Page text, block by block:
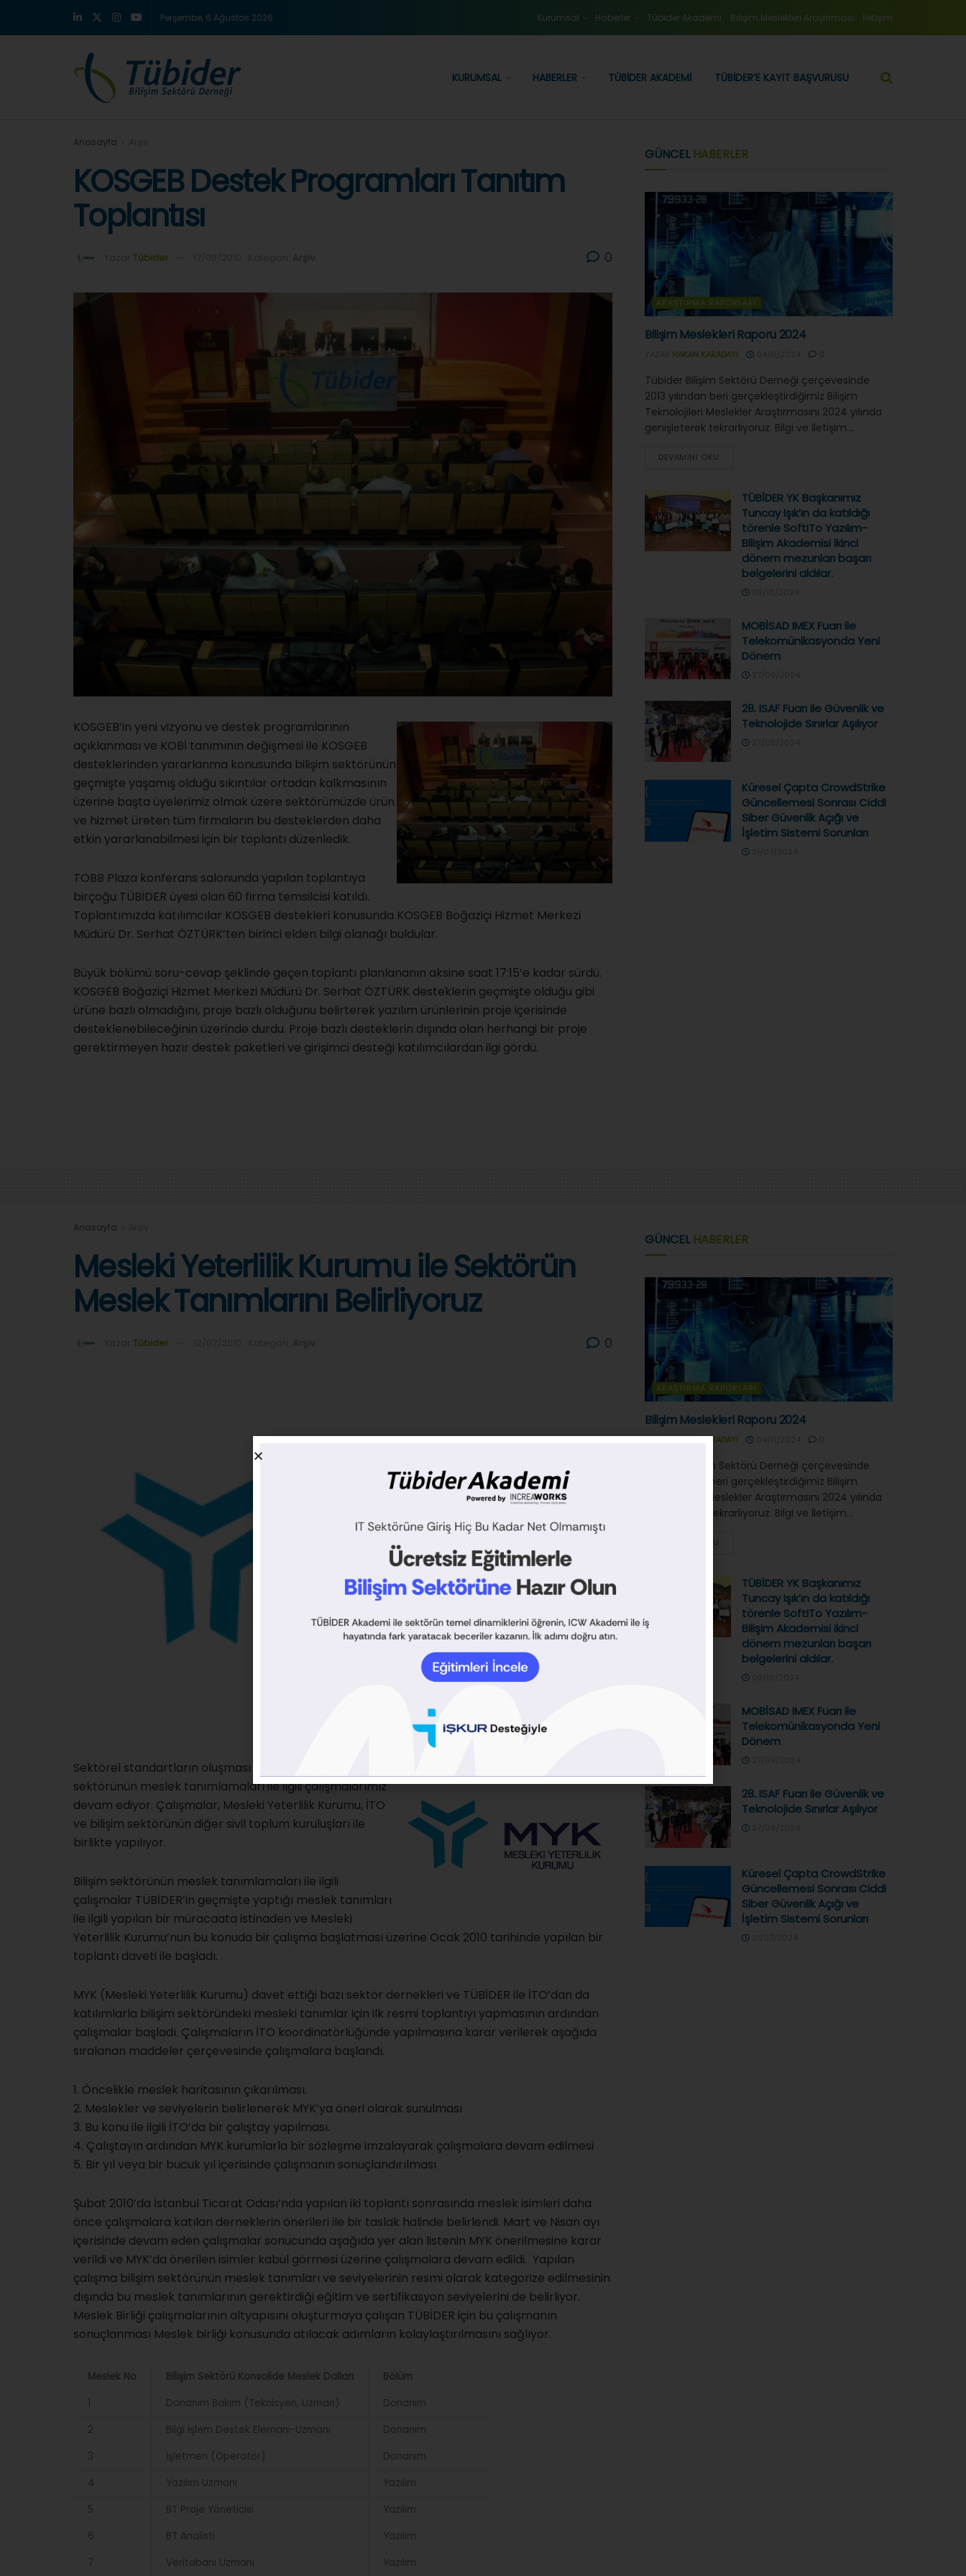
Perşembe, 6 Ağustos 2026 Kurumsal Haberler Tübider Akademi Bilişim Meslekleri Araştırması İletişim
KURUMSAL HABERLER TÜBIDER AKADEMI TÜBIDER’E KAYIT BAŞVURUSU
Anasayfa
KOSGEB Destek Programları Tanıtım
Toplantısı
Tübider 0
KOSGEB’in yeni vizyonu ve destek programlarının
açıklanması ve KOBİ tanımının değişmesi ile KOSGEB
desteklerinden yararlanma konusunda bilişim sektörünün
geçmişte yaşamış olduğu sıkıntılar ortadan kalkmasının
üzerine başta üyelerimiz olmak üzere sektörümüzde ürün
ve hizmet üreten tüm firmaların bu desteklerden daha
etkin yararlanabilmesi için bir toplantı düzenledik.
TOBB Plaza konferans salonunda yapılan toplantıya
birçoğu TÜBİDER üyesi olan 60 firma temsilcisi katıldı.
Toplantımızda katılımcılar KOSGEB destekleri konusunda KOSGEB Boğaziçi Hizmet Merkezi
Müdürü Dr. Serhat ÖZTÜRK’ten birinci elden bilgi olanağı buldular.
Büyük bölümü soru-cevap şeklinde geçen toplantı planlananın aksine saat 17:15’e kadar sürdü.
KOSGEB Boğaziçi Hizmet Merkezi Müdürü Dr. Serhat ÖZTÜRK desteklerin geçmişte olduğu gibi
ürüne bazlı olmadığını, proje bazlı olduğunu belirterek yazılım ürünlerinin proje içerisinde
desteklenebileceğinin üzerinde durdu. Proje bazlı desteklerin dışında olan herhangi bir proje
gerektirmeyen hazır destek paketleri ve girişimci desteği katılımcılardan ilgi gördü.
GÜNCEL HABERLER
ARAŞTIRMA RAPORLARI
Bilişim Meslekleri Raporu 2024
HAKAN KARADAYI
Tübider Bilişim Sektörü Derneği çerçevesinde
2013 yılından beri gerçekleştirdiğimiz Bilişim
Teknolojileri Meslekler Araştırmasını 2024 yılında
genişleterek tekrarlıyoruz. Bilgi ve İletişim...
DEVAMINI OKU
TÜBİDER YK Başkanımız
Tuncay Işık’ın da katıldığı
törenle SoftITo Yazılım-
Bilişim Akademisi ikinci
dönem mezunları başarı
belgelerini aldılar.
MOBİSAD IMEX Fuarı ile
Telekomünikasyonda Yeni
Dönem
28. ISAF Fuarı ile Güvenlik ve
Teknolojide Sınırlar Aşılıyor
Küresel Çapta CrowdStrike
Güncellemesi Sonrası Ciddi
Siber Güvenlik Açığı ve
İşletim Sistemi Sorunları
Anasayfa
Mesleki Yeterlilik Kurumu ile Sektörün
Meslek Tanımlarını Belirliyoruz
Tübider 0
Sektörel standartların oluşması amacı ile yapılan bilişim
sektörünün meslek tanımlamaları ile ilgili çalışmalarımız
devam ediyor. Çalışmalar, Mesleki Yeterlilik Kurumu, İTO
ve bilişim sektörünün diğer sivil toplum kuruluşları ile
birlikte yapılıyor.
Bilişim sektörünün meslek tanımlamaları ile ilgili
çalışmalar TÜBİDER’in geçmişte yaptığı meslek tanımları
ile ilgili yapılan bir müracaata istinaden ve Mesleki
Yeterlilik Kurumu’nun bu konuda bir çalışma başlatması üzerine Ocak 2010 tarihinde yapılan bir
toplantı daveti ile başladı.
MYK (Mesleki Yeterlilik Kurumu) davet ettiği bazı sektör dernekleri ve TÜBİDER ile İTO’dan da
katılımlarla bilişim sektöründeki mesleki tanımlar için ilk resmi toplantıyı yapmasının ardından
çalışmalar başladı. Çalışmaların İTO koordinatörlüğünde yapılmasına karar verilerek aşağıda
sıralanan maddeler çerçevesinde çalışmalara başlandı.
1. Öncelikle meslek haritasının çıkarılması.
2. Meslekler ve seviyelerin belirlenerek MYK’ya öneri olarak sunulması
3. Bu konu ile ilgili İTO’da bir çalıştay yapılması.
4. Çalıştayın ardından MYK kurumlarla bir sözleşme imzalayarak çalışmalara devam edilmesi
5. Bir yıl veya bir bucuk yıl içerisinde çalışmanın sonuçlandırılması
Şubat 2010’da İstanbul Ticarat Odası’nda yapılan iki toplantı sonrasında meslek isimleri daha
önce çalışmalara katılan derneklerin önerileri ile bir taslak halinde belirlendi. Mart ve Nisan ayı
içerisinde devam eden çalışmalar sonucunda aşağıda yer alan listenin MYK önerilmesine karar
verildi ve MYK’da önerilen isimler kabul görmesi üzerine çalışmalara devam edildi. Yapılan
çalışma bilişim sektörünün meslek tanımları ve seviyelerinin resmi olarak kategorize edilmesinin
dışında bu meslek tanımlarının gerektirdiği eğitim ve sertifikasyon seviyelerini de belirliyor.
Meslek Birliği çalışmalarının altyapısını oluşturmaya çalışan TÜBİDER için bu çalışmanın
sonuçlanması Meslek birliği konusunda atılacak adımların kolaylaştırılmasını sağlıyor.
Meslek No Bilişim Sektörü Konsolide Meslek Dalları
Bölüm
1
Donanım Bakım (Teknisyen, Uzman)
Donanım
2
Bilgi İşlem Destek Elemanı-Uzmanı
Donanım
3
İşletmen (Operatör)
Donanım
4
Yazılım Uzmanı
Yazılım
5
BT Proje Yöneticisi
Yazılım
6
BT Analisti
Yazılım
7
Veritabanı Uzmanı Yazılım
GÜNCEL HABERLER
ARAŞTIRMA RAPORLARI
Bilişim Meslekleri Raporu 2024
YAZARHAKAN KARADAYI
Tübider Bilişim Sektörü Derneği çerçevesinde
2013 yılından beri gerçekleştirdiğimiz Bilişim
Teknolojileri Meslekler Araştırmasını 2024 yılında
genişleterek tekrarlıyoruz. Bilgi ve İletişim...
DEVAMINI OKU
TÜBİDER YK Başkanımız
Tuncay Işık’ın da katıldığı
törenle SoftITo Yazılım-
Bilişim Akademisi ikinci
dönem mezunları başarı
belgelerini aldılar.
MOBİSAD IMEX Fuarı ile
Telekomünikasyonda Yeni
Dönem
28. ISAF Fuarı ile Güvenlik ve
Teknolojide Sınırlar Aşılıyor
Küresel Çapta CrowdStrike
Güncellemesi Sonrası Ciddi
Siber Güvenlik Açığı ve
İşletim Sistemi Sorunları